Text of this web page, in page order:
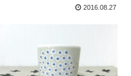
2016.08.27